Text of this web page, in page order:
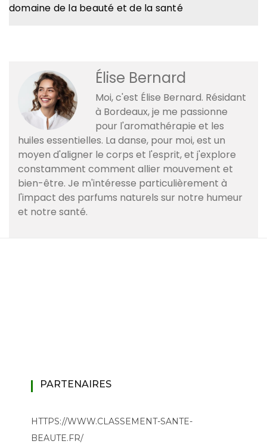
domaine de la beauté et de la santé
Élise Bernard
Moi, c'est Élise Bernard. Résidant
à Bordeaux, je me passionne
pour l'aromathérapie et les
huiles essentielles. La danse, pour moi, est un
moyen d'aligner le corps et l'esprit, et j'explore
constamment comment allier mouvement et
bien-être. Je m'intéresse particulièrement à
l'impact des parfums naturels sur notre humeur
et notre santé.
PARTENAIRES
HTTPS://WWW.CLASSEMENT-SANTE-
BEAUTE.FR/